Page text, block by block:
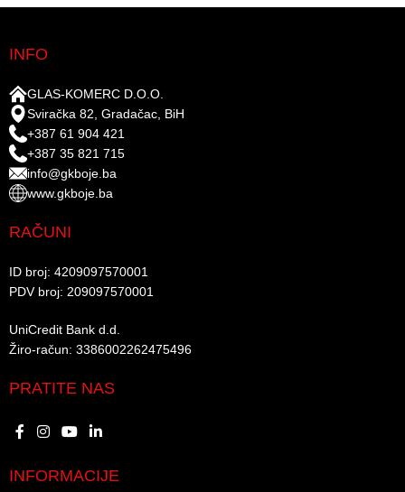
INFO
GLAS-KOMERC D.O.O.
Sviračka 82, Gradačac, BiH
+387 61 904 421
+387 35 821 715
info@gkboje.ba
www.gkboje.ba
RAČUNI
ID broj: 4209097570001​
PDV broj: 209097570001 ​
UniCredit Bank d.d.​
Žiro-račun: 3386002262475496​​
PRATITE NAS
INFORMACIJE